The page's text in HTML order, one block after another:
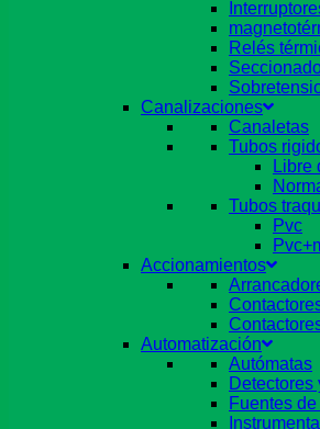
Relés
Canalizaciones
Canaletas
Tubos
Libre
Tubos
Pvc
Accionamientos
Automatización
Autómatas
Detectores
Fuentes